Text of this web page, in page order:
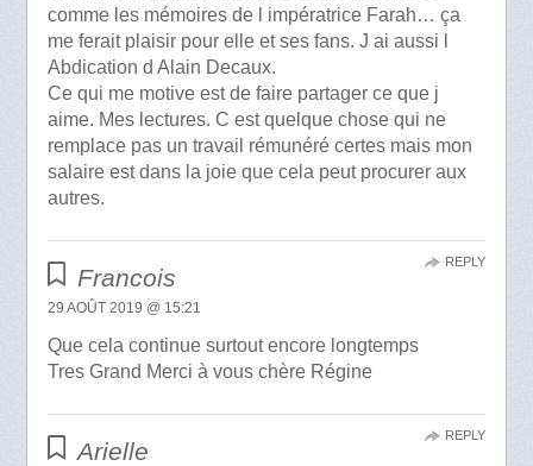
comme les mémoires de l impératrice Farah… ça
me ferait plaisir pour elle et ses fans. J ai aussi l
Abdication d Alain Decaux.
Ce qui me motive est de faire partager ce que j
aime. Mes lectures. C est quelque chose qui ne
remplace pas un travail rémunéré certes mais mon
salaire est dans la joie que cela peut procurer aux
autres.
Francois
29 AOÛT 2019 @ 15:21
Que cela continue surtout encore longtemps
Tres Grand Merci à vous chère Régine
REPLY
Arielle
REPLY